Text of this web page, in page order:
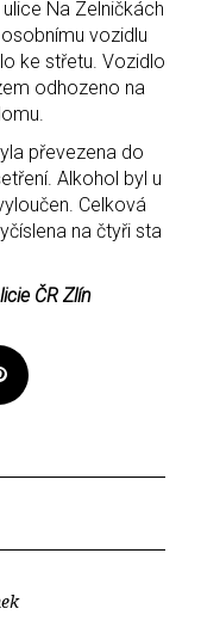
Na Zelničkách
vozidlu
ke střetu. Vozidlo
odhozeno na
převezena do
Alkohol byl u
Celková
na čtyři sta
ČR Zlín